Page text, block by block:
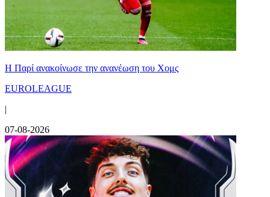
Η Παρί ανακοίνωσε την ανανέωση του Χομς
EUROLEAGUE
|
07-08-2026